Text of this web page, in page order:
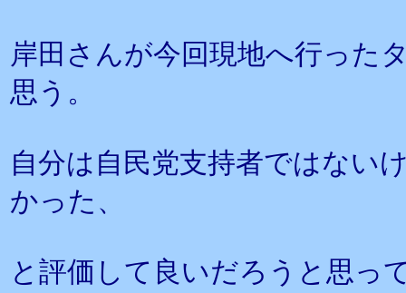
岸田さんが今回現地へ行った
思う。
自分は自民党支持者ではない
かった、
と評価して良いだろうと思っ